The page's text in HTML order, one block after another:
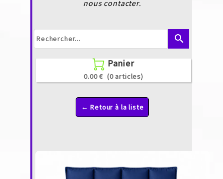
nous contacter.
search
 Panier
0.00 € (0 articles)
← Retour à la liste